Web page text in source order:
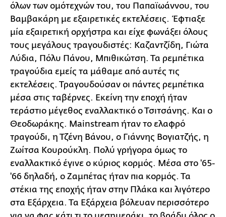
όλων των ομότεχνών του, του Παπαϊωάννου, του
Βαμβακάρη με εξαιρετικές εκτελέσεις. Έφτιαξε
μία εξαιρετική ορχήστρα και είχε φωνάξει όλους
τους μεγάλους τραγουδιστές: Καζαντζίδη, Γιώτα
Λύδια, Πόλυ Πάνου, Μπιθικώτση. Τα ρεμπέτικα
τραγούδια εμείς τα μάθαμε από αυτές τις
εκτελέσεις. Τραγουδούσαν οι πάντες ρεμπέτικα
μέσα στις ταβέρνες. Εκείνη την εποχή ήταν
τεράστιο μέγεθος εναλλακτικό ο Τσιτσάνης. Και ο
Θεοδωράκης. Mainstream ήταν το ελαφρό
τραγούδι, η Τζένη Βάνου, ο Γιάννης Βογιατζής, η
Ζωίτσα Κουρούκλη. Πολύ γρήγορα όμως το
εναλλακτικό έγινε ο κύριος κορμός. Μέσα στο '65-
'66 δηλαδή, ο Ζαμπέτας ήταν πια κορμός. Τα
στέκια της εποχής ήταν στην Πλάκα και λιγότερο
στα Εξάρχεια. Τα Εξάρχεια βόλευαν περισσότερο